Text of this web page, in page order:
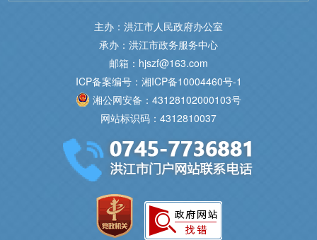
主办：洪江市人民政府办公室
承办：洪江市政务服务中心
邮箱：hjszf@163.com
ICP备案编号：湘ICP备10004460号-1
湘公网安备：43128102000103号
网站标识码：4312810037